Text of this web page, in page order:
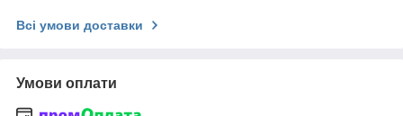
Всі умови доставки
Умови оплати